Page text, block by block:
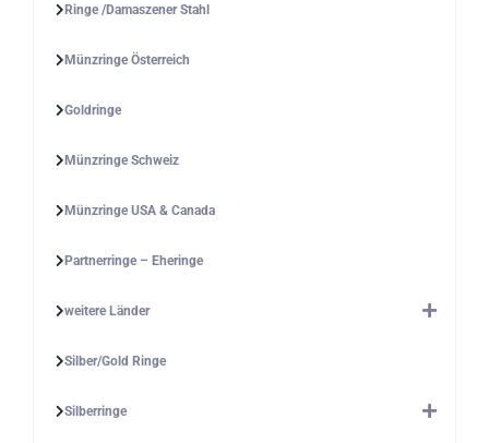
Ringe /Damaszener Stahl
Münzringe Österreich
Goldringe
Münzringe Schweiz
Münzringe USA & Canada
Partnerringe – Eheringe
weitere Länder
Silber/Gold Ringe
Silberringe